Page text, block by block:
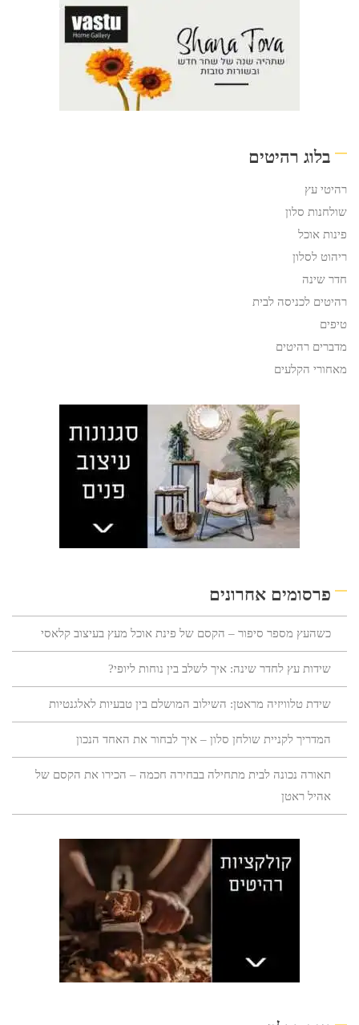
בלוג רהיטים
רהיטי עץ
שולחנות סלון
פינות אוכל
ריהוט לסלון
חדר שינה
רהיטים לכניסה לבית
טיפים
מדברים רהיטים
מאחורי הקלעים
פרסומים אחרונים
כשהעץ מספר סיפור – הקסם של פינת אוכל מעץ בעיצוב קלאסי
שידות עץ לחדר שינה: איך לשלב בין נוחות ליופי?
שידת טלוויזיה מראטן: השילוב המושלם בין טבעיות לאלגנטיות
המדריך לקניית שולחן סלון – איך לבחור את האחד הנכון
תאורה נכונה לבית מתחילה בבחירה חכמה – הכירו את הקסם של
אהיל ראטן